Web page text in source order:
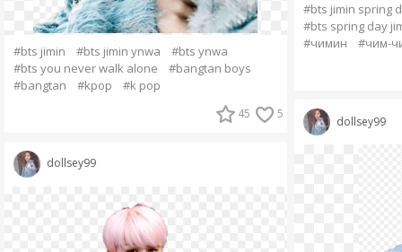
#bts jimin #bts jimin ynwa
#bts ynwa
#bts you never walk alone
#bangtan boys
#bangtan
#kpop #k pop
45 5
dollsey99
#bts jimin spring
#bts spring day
#чимин
#чим-
dollsey99